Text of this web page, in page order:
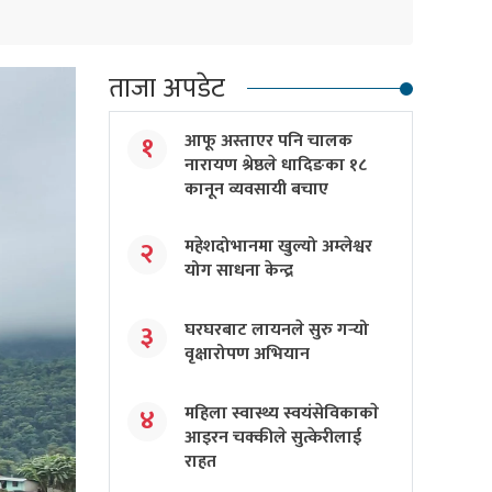
ताजा अपडेट
१
आफू अस्ताएर पनि चालक
नारायण श्रेष्ठले धादिङका १८
कानून व्यवसायी बचाए
२
महेशदोभानमा खुल्यो अम्लेश्वर
योग साधना केन्द्र
३
घरघरबाट लायनले सुरु गर्‍यो
वृक्षारोपण अभियान
४
महिला स्वास्थ्य स्वयंसेविकाकाे
आइरन चक्कीले सुत्केरीलाई
राहत